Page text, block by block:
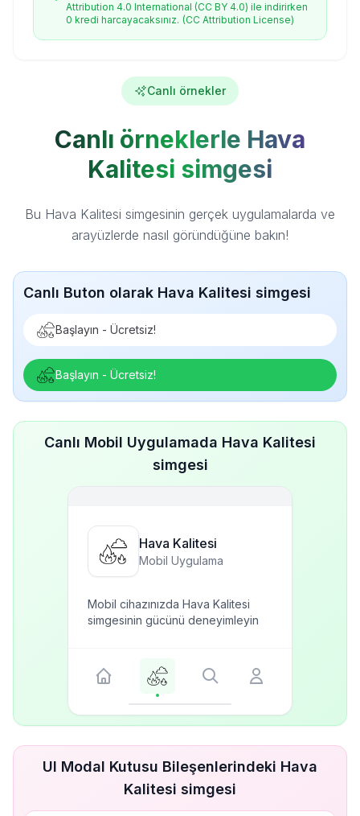
Attribution 4.0 International (CC BY 4.0) ile indirirken
0 kredi harcayacaksınız. (CC Attribution License)
Canlı örnekler
Canlı örneklerle Hava
Kalitesi simgesi
Bu Hava Kalitesi simgesinin gerçek uygulamalarda ve
arayüzlerde nasıl göründüğüne bakın!
Canlı Buton olarak Hava Kalitesi simgesi
Başlayın - Ücretsiz!
Başlayın - Ücretsiz!
Canlı Mobil Uygulamada Hava Kalitesi
simgesi
Hava Kalitesi
Mobil Uygulama
Mobil cihazınızda Hava Kalitesi
simgesinin gücünü deneyimleyin
UI Modal Kutusu Bileşenlerindeki Hava
Kalitesi simgesi